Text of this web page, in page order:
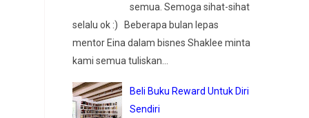
semua. Semoga sihat-sihat
selalu ok :) Beberapa bulan lepas
mentor Eina dalam bisnes Shaklee minta
kami semua tuliskan...
Beli Buku Reward Untuk Diri
Sendiri